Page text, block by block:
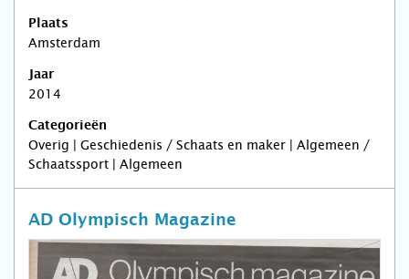
Plaats
Amsterdam
Jaar
2014
Categorieën
Overig | Geschiedenis / Schaats en maker | Algemeen /
Schaatssport | Algemeen
AD Olympisch Magazine